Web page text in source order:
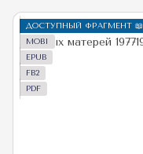
ДОСТУПНЫЙ ФРАГМЕНТ 📖
MOBI
EPUB
FB2
PDF